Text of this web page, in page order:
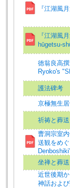
『江湖風
『江湖風
hūgetsu-
徳翁良高
Ryoko's
護法碑考
京極無生
祈祷と葬
曹洞宗室
送観をめ
坐禅と葬
近世後期
神話およ